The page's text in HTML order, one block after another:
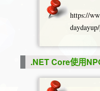
https://
.NET Core使用